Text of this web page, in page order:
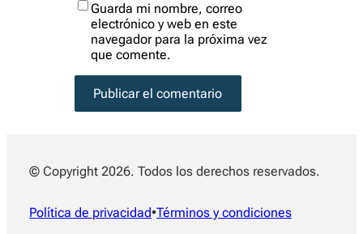
Guarda mi nombre, correo
electrónico y web en este
navegador para la próxima vez
que comente.
© Copyright 2026. Todos los derechos reservados.
Política de privacidad•Términos y condiciones